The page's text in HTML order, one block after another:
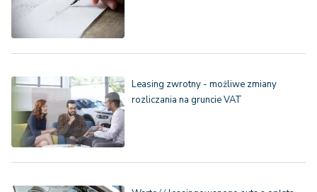
Leasing zwrotny - możliwe zmiany
rozliczania na gruncie VAT